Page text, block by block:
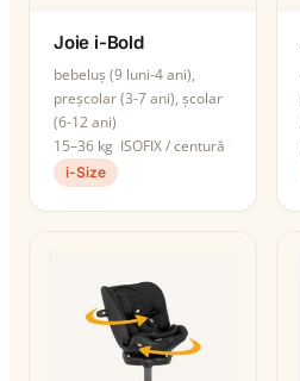
Joie i-Bold
bebeluș (9 luni-4 ani),
preșcolar (3-7 ani), școlar
(6-12 ani)
15–36 kg ISOFIX / centură
i-Size